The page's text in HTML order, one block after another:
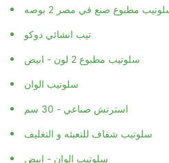
سلوتيب مطبوع صنع في مصر 2 بوصه
تيب انشائي دوكو
سلوتيب مطبوع 2 لون - ابيض
سلوتيب الوان
استرتش صناعي - 30 سم
سلوتيب شفاف للتعبئه و التغليف
سلوتيب الوان - ابيض